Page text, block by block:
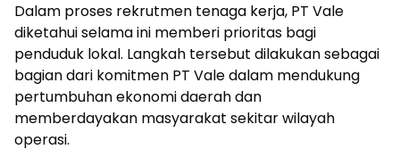
Dalam proses rekrutmen tenaga kerja, PT Vale
diketahui selama ini memberi prioritas bagi
penduduk lokal. Langkah tersebut dilakukan sebagai
bagian dari komitmen PT Vale dalam mendukung
pertumbuhan ekonomi daerah dan
memberdayakan masyarakat sekitar wilayah
operasi.